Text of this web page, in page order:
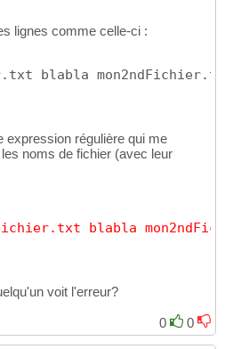
lignes comme celle-ci :
blabla
expression régulière qui me
noms de fichier (avec leur
blabla
voit l'erreur?
0
0